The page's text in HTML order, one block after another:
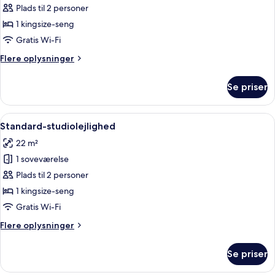
Executive-
studiolejlighed
Plads til 2 personer
1 kingsize-seng
Gratis Wi-Fi
Flere oplysninger
Flere
studiolejlighed
Se priser
Indlæs
alle
billeder
af
Standard-
studiolejlighed
Et lille hotelværelse med tekøkken,
3
Standard-studiolejlighed
22 m²
1 soveværelse
Plads til 2 personer
1 kingsize-seng
Gratis Wi-Fi
Flere oplysninger
Flere
studiolejlighed
Se priser